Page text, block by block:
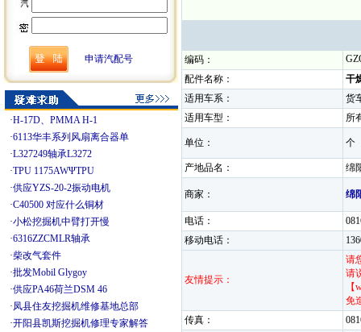
申请汽配号
·H-17D、PMMA H-1
·6113华丰系列风扇离合器单
·L327249轴承L3272
·TPU 1175AWΨTPU
·供应YZS-20-2振动电机
·C40500 对应什么铜材
·小松挖掘机中臂打开慢
·6316ZZCMLR轴承
·柴改气套件
·批发Mobil Glygoy
·供应PA46荷兰DSM 46
·凤县住友挖掘机维修基地总部
·开阳县凯斯挖掘机修理专家解答
编码：
配件名称：
干
适用车系：
货
适用车型：
单位：
产地品名：
商家： 绵
电话：
移动电话：
友情提示：
请
请
免
传真：